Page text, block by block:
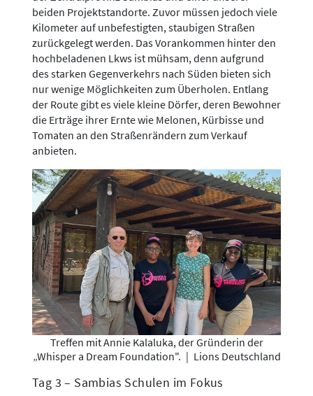
beiden Projektstandorte. Zuvor müssen jedoch viele
Kilometer auf unbefestigten, staubigen Straßen
zurückgelegt werden. Das Vorankommen hinter den
hochbeladenen Lkws ist mühsam, denn aufgrund
des starken Gegenverkehrs nach Süden bieten sich
nur wenige Möglichkeiten zum Überholen. Entlang
der Route gibt es viele kleine Dörfer, deren Bewohner
die Erträge ihrer Ernte wie Melonen, Kürbisse und
Tomaten an den Straßenrändern zum Verkauf
anbieten.
Treffen mit Annie Kalaluka, der Gründerin der
„Whisper a Dream Foundation". | Lions Deutschland
Tag 3 – Sambias Schulen im Fokus